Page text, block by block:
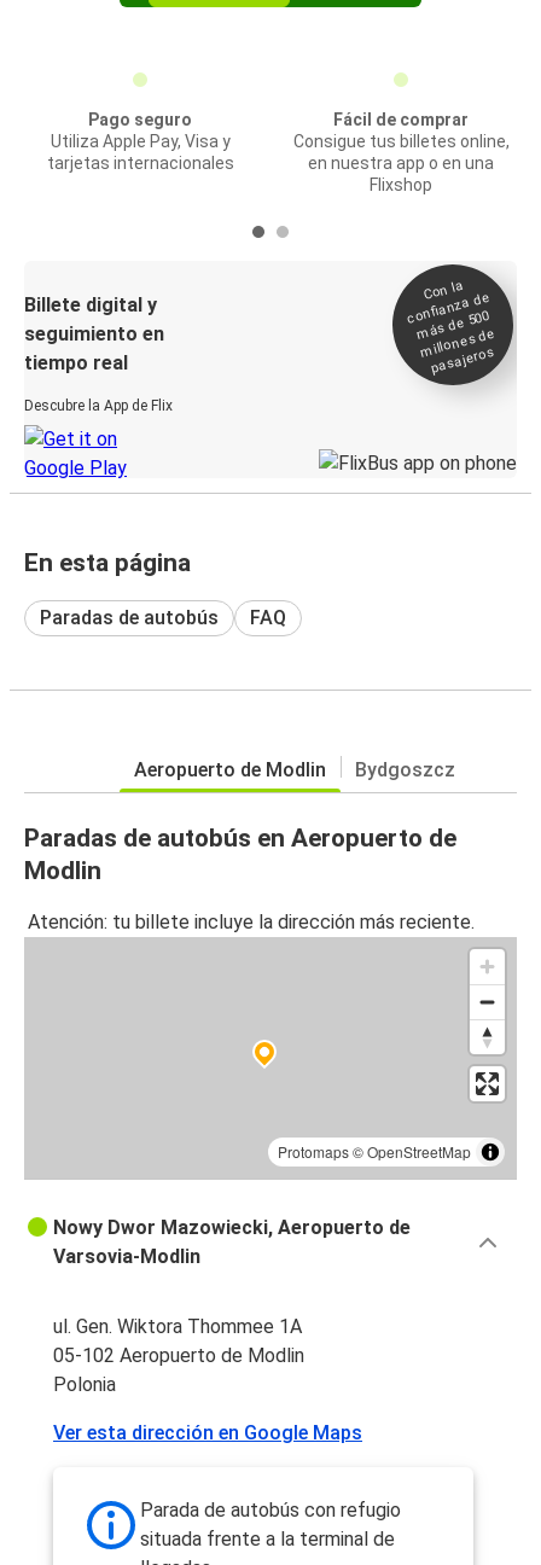
Pago seguro
Utiliza Apple Pay, Visa y
tarjetas internacionales
Fácil de comprar
Consigue tus billetes online,
en nuestra app o en una
Flixshop
Billete digital y
seguimiento en
tiempo real
Descubre la App de Flix
Con la
confianza de
más de 500
millones de
pasajeros
En esta página
Paradas de autobús FAQ
Aeropuerto de Modlin Bydgoszcz
Paradas de autobús en Aeropuerto de
Modlin
Atención: tu billete incluye la dirección más reciente.
Protomaps©OpenStreetMap
Nowy Dwor Mazowiecki, Aeropuerto de
Varsovia-Modlin
ul. Gen. Wiktora Thommee 1A
05-102 Aeropuerto de Modlin
Polonia
Ver esta dirección en Google Maps
Parada de autobús con refugio
situada frente a la terminal de